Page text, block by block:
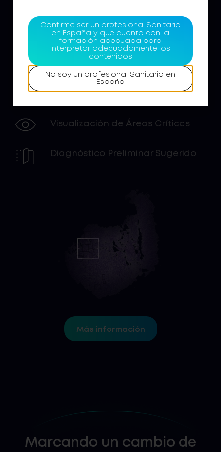
Diagnóstico
Automatizacióndel Flujo de
Trabajo
Estandarizaciónde Resultados
Visualización de Áreas Críticas
Diagnóstico Preliminar Sugerido
Más información
Marcando un cambio de
No soy un profesional Sanitario en
España
Confirmo ser un profesional Sanitario
en España y que cuento con la
formación adecuada para
interpretar adecuadamente los
contenidos